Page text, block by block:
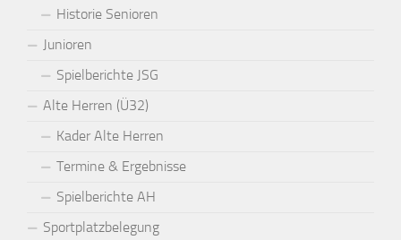
Historie Senioren
Junioren
Spielberichte JSG
Alte Herren (Ü32)
Kader Alte Herren
Termine & Ergebnisse
Spielberichte AH
Sportplatzbelegung